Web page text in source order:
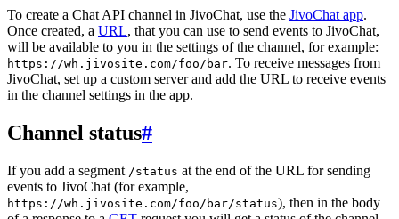
To create a Chat API channel in JivoChat, use the JivoChat app.
Once created, a URL, that you can use to send events to JivoChat,
will be available to you in the settings of the channel, for example:
https://wh.jivosite.com/foo/bar. To receive messages from
JivoChat, set up a custom server and add the URL to receive events
in the channel settings in the app.
Channel status#
If you add a segment /status at the end of the URL for sending
events to JivoChat (for example,
https://wh.jivosite.com/foo/bar/status), then in the body